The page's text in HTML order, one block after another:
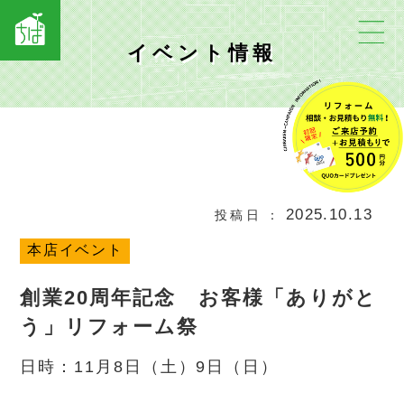
イベント情報
投稿日 2025.10.13
本店イベント
創業20周年記念 お客様「ありがと
う」リフォーム祭
日時：11月8日（土）9日（日）